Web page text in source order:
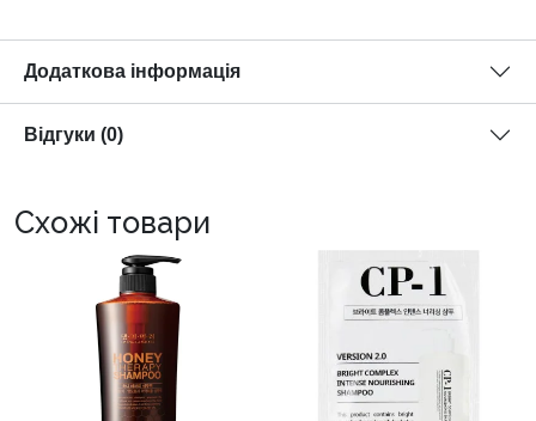
Додаткова інформація
Відгуки (0)
Схожі товари